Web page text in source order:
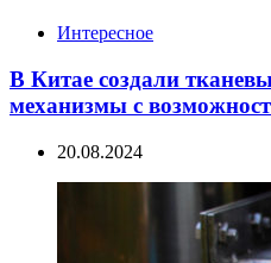
CategoriesИнтересное
В Китае создали
механизмы с
20.08.2024